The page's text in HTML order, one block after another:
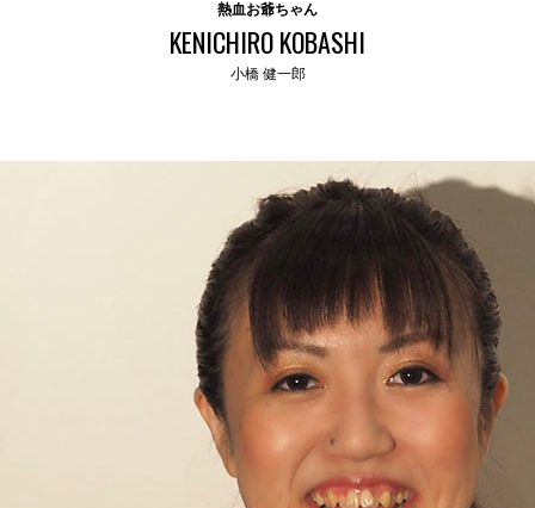
熱血お爺ちゃん
KENICHIRO KOBASHI
小橋 健一郎